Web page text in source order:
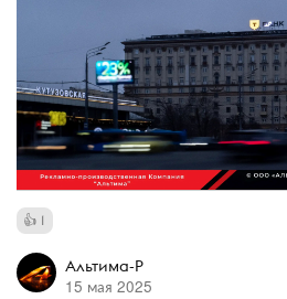
1
Альтима-Р
15 мая 2025